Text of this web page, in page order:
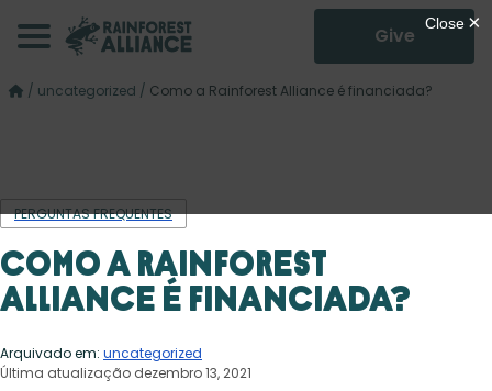
Give
/ uncategorized / Como a Rainforest Alliance é financiada?
PERGUNTAS FREQUENTES
Como a Rainforest
Alliance é financiada?
Arquivado em: uncategorized
Última atualização dezembro 13, 2021